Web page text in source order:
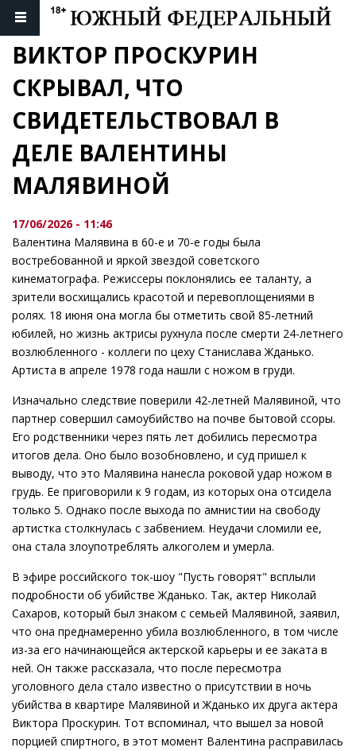
ВИКТОР ПРОСКУРИН
СКРЫВАЛ, ЧТО
СВИДЕТЕЛЬСТВОВАЛ В
ДЕЛЕ ВАЛЕНТИНЫ
МАЛЯВИНОЙ
17/06/2026 - 11:46
Валентина Малявина в 60-е и 70-е годы была
востребованной и яркой звездой советского
кинематографа. Режиссеры поклонялись ее таланту, а
зрители восхищались красотой и перевоплощениями в
ролях. 18 июня она могла бы отметить свой 85-летний
юбилей, но жизнь актрисы рухнула после смерти 24-летнего
возлюбленного - коллеги по цеху Станислава Жданько.
Артиста в апреле 1978 года нашли с ножом в груди.
Изначально следствие поверили 42-летней Малявиной, что
партнер совершил самоубийство на почве бытовой ссоры.
Его родственники через пять лет добились пересмотра
итогов дела. Оно было возобновлено, и суд пришел к
выводу, что это Малявина нанесла роковой удар ножом в
грудь. Ее приговорили к 9 годам, из которых она отсидела
только 5. Однако после выхода по амнистии на свободу
артистка столкнулась с забвением. Неудачи сломили ее,
она стала злоупотреблять алкоголем и умерла.
В эфире российского ток-шоу "Пусть говорят" всплыли
подробности об убийстве Жданько. Так, актер Николай
Сахаров, который был знаком с семьей Малявиной, заявил,
что она преднамеренно убила возлюбленного, в том числе
из-за его начинающейся актерской карьеры и ее заката в
ней. Он также рассказала, что после пересмотра
уголовного дела стало известно о присутствии в ночь
убийства в квартире Малявиной и Жданько их друга актера
Виктора Проскурин. Тот вспоминал, что вышел за новой
порцией спиртного, в этот момент Валентина расправилась